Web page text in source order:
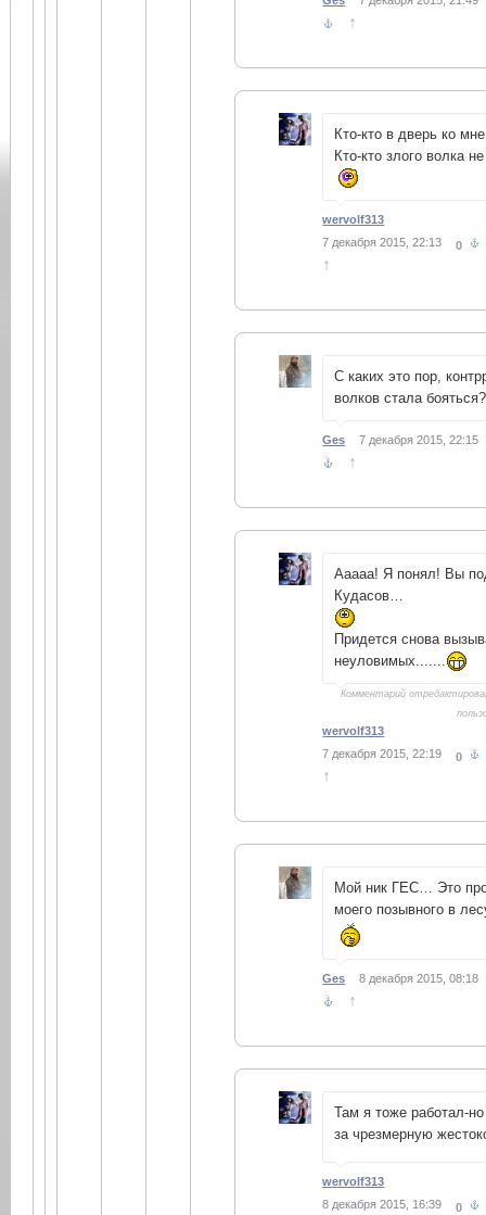
↑
Кто-кто в дверь ко
Кто-кто злого волка
wervolf313
7 декабря 2015, 22:13
0
↑
С каких это пор,
волков стала
Ges 7 декабря 2015, 22:15
↑
Ааааа! Я понял! Вы
Кудасов…
Придется снова
неуловимых.......
Комментарий
wervolf313
7 декабря 2015, 22:19
0
↑
Мой ник ГЕС… Это
моего позывного в
Ges 8 декабря 2015, 08:18
↑
Там я тоже работал-
за чрезмерную
wervolf313
8 декабря 2015, 16:39
0